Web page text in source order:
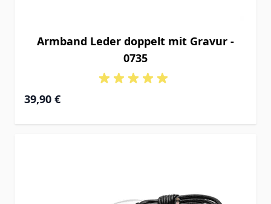
Armband Leder doppelt mit Gravur -
0735
39,90 €